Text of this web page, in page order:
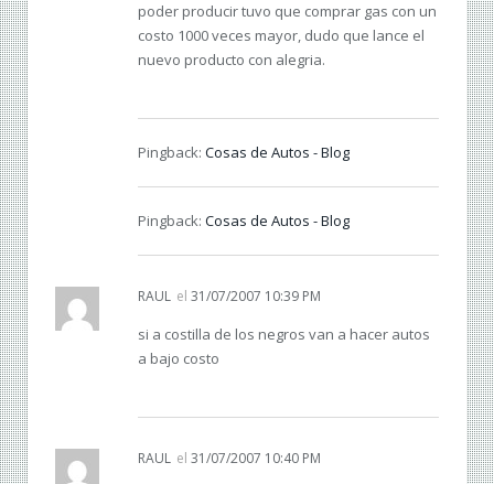
poder producir tuvo que comprar gas con un
costo 1000 veces mayor, dudo que lance el
nuevo producto con alegria.
Pingback: Cosas de Autos - Blog
Pingback: Cosas de Autos - Blog
RAUL el 31/07/2007 10:39 PM
si a costilla de los negros van a hacer autos
a bajo costo
RAUL el 31/07/2007 10:40 PM